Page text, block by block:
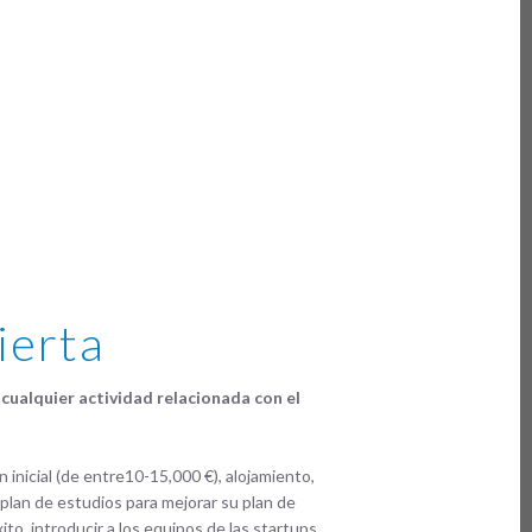
actividad relacionada con el
(de entre10-15,000 €), alojamiento,
de estudios para mejorar su plan de
introducir a los equipos de las startups